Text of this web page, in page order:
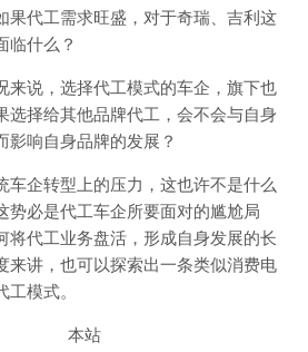
果代工需求旺盛，对于奇瑞、吉利这
临什么？
来说，选择代工模式的车企，旗下也
选择给其他品牌代工，会不会与自身
影响自身品牌的发展？
车企转型上的压力，这也许不是什么
势必是代工车企所要面对的尴尬局
将代工业务盘活，形成自身发展的长
来讲，也可以探索出一条类似消费电
模式。